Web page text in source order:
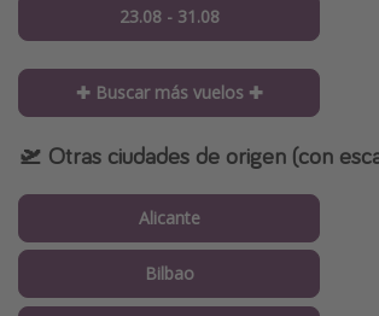
23.08 - 31.08
✚ Buscar más vuelos ✚
🛫 Otras ciudades de origen (con
Alicante
Bilbao